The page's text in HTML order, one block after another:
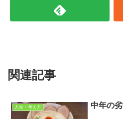
関連記事
人生・考え方 中年の